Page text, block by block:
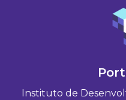
Instituto de